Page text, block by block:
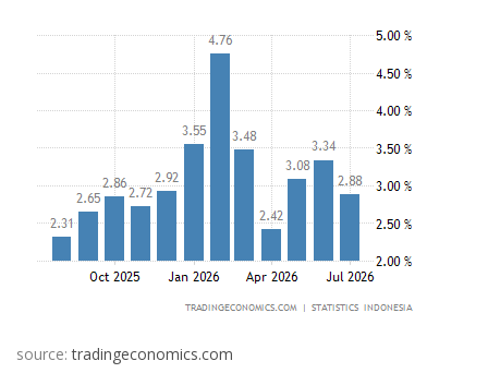
source:tradingeconomics.com